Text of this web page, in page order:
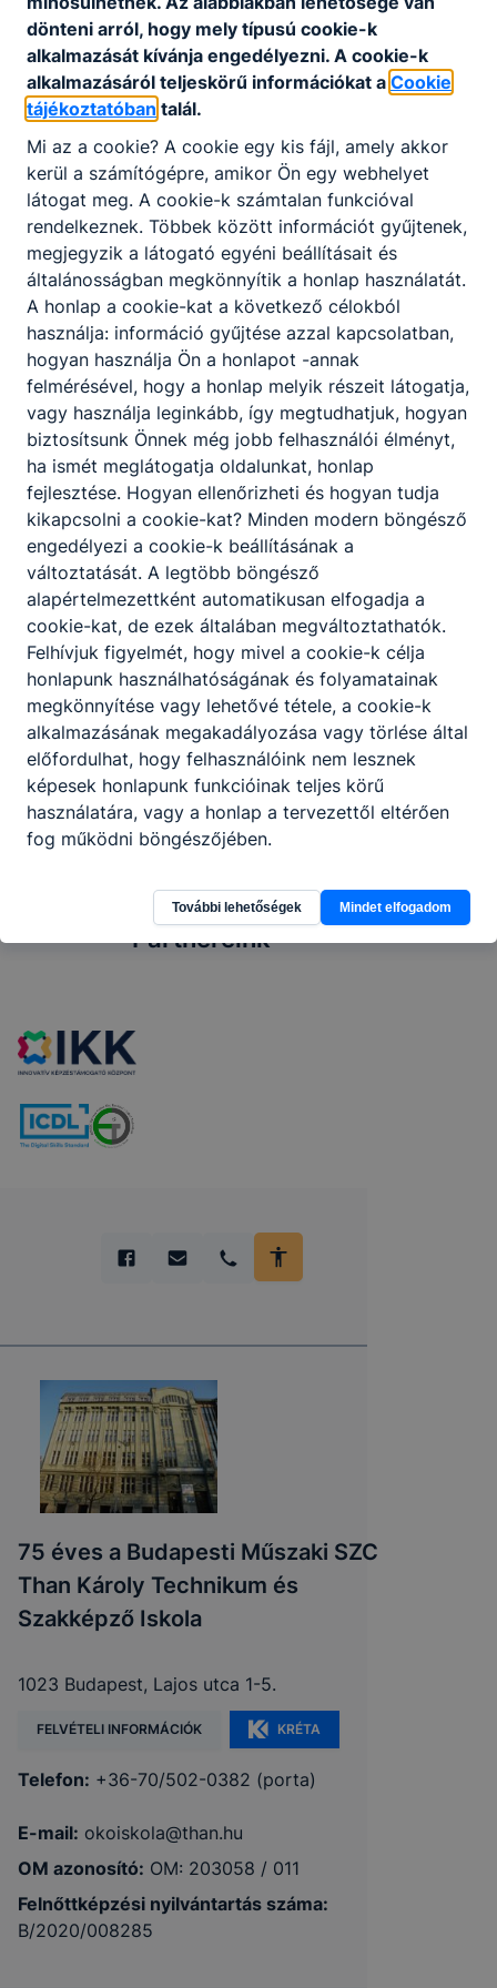
Felnőttek szakmai oktatása
Tájékoztató a felnőttek szakmai oktatása
férőhelyekről.
2026. aug. 3.
Szakmai informatikai elméleti és
gyakorlati oktató álláslehetőség
Álláslehetőség.
2026. júl. 29.
Partnereink
75 éves a Budapesti Műszaki SZC
Than Károly Technikum és
Szakképző Iskola
1023 Budapest, Lajos utca 1-5.
FELVÉTELI INFORMÁCIÓK KRÉTA
Telefon: +36-70/502-0382 (porta)
E-mail: okoiskola@than.hu
OM azonosító: OM: 203058 / 011
Felnőttképzési nyilvántartás száma:
B/2020/008285
dönteni arról, hogy mely típusú cookie-k
alkalmazását kívánja engedélyezni. A cookie-k
alkalmazásáról teljeskörű információkat a Cookie
tájékoztatóban talál.
Mi az a cookie? A cookie egy kis fájl, amely akkor
kerül a számítógépre, amikor Ön egy webhelyet
látogat meg. A cookie-k számtalan funkcióval
rendelkeznek. Többek között információt gyűjtenek,
megjegyzik a látogató egyéni beállításait és
általánosságban megkönnyítik a honlap használatát.
A honlap a cookie-kat a következő célokból
használja: információ gyűjtése azzal kapcsolatban,
hogyan használja Ön a honlapot -annak
felmérésével, hogy a honlap melyik részeit látogatja,
vagy használja leginkább, így megtudhatjuk, hogyan
biztosítsunk Önnek még jobb felhasználói élményt,
ha ismét meglátogatja oldalunkat, honlap
fejlesztése. Hogyan ellenőrizheti és hogyan tudja
kikapcsolni a cookie-kat? Minden modern böngésző
engedélyezi a cookie-k beállításának a
változtatását. A legtöbb böngésző
alapértelmezettként automatikusan elfogadja a
cookie-kat, de ezek általában megváltoztathatók.
Felhívjuk figyelmét, hogy mivel a cookie-k célja
honlapunk használhatóságának és folyamatainak
megkönnyítése vagy lehetővé tétele, a cookie-k
alkalmazásának megakadályozása vagy törlése által
előfordulhat, hogy felhasználóink nem lesznek
képesek honlapunk funkcióinak teljes körű
használatára, vagy a honlap a tervezettől eltérően
fog működni böngészőjében.
További lehetőségek Mindet elfogadom